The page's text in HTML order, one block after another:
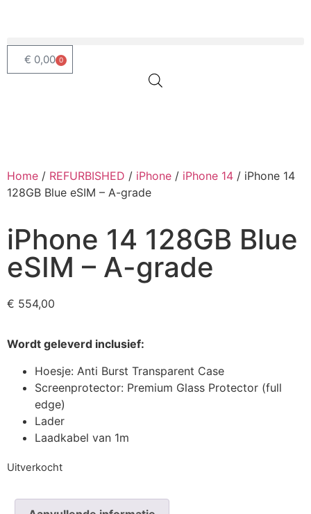
€ 0,00 0
Home / REFURBISHED / iPhone / iPhone 14 / iPhone 14
128GB Blue eSIM – A-grade
iPhone 14 128GB Blue
eSIM – A-grade
€ 554,00
Wordt geleverd inclusief:
Hoesje: Anti Burst Transparent Case
Screenprotector: Premium Glass Protector (full
edge)
Lader
Laadkabel van 1m
Uitverkocht